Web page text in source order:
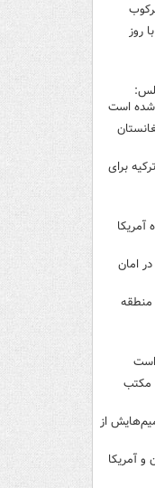
روز
است
برای
آمریکا
امان
منطقه
است
مکتب
از
و آمریکا